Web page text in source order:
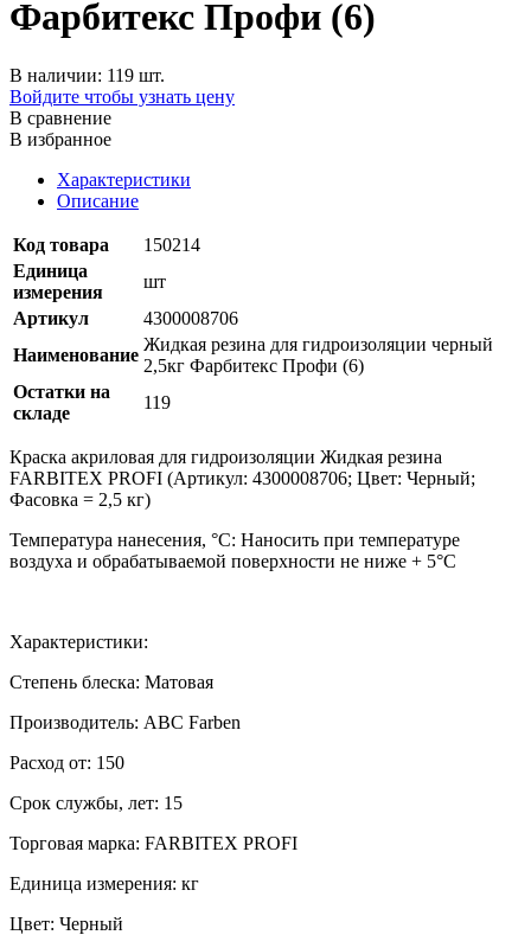
Фарбитекс Профи (6)
В наличии: 119 шт.
Войдите чтобы узнать цену
В сравнение
В избранное
Характеристики
Описание
Код товара
150214
Единица
измерения
шт
Артикул
4300008706
Наименование
Жидкая резина для гидроизоляции черный
2,5кг Фарбитекс Профи (6)
Остатки на
складе
119
Краска акриловая для гидроизоляции Жидкая резина
FARBITEX PROFI (Артикул: 4300008706; Цвет: Черный;
Фасовка = 2,5 кг)
Температура нанесения, °C: Наносить при температуре
воздуха и обрабатываемой поверхности не ниже + 5°С
Характеристики:
Степень блеска: Матовая
Производитель: ABC Farben
Расход от: 150
Срок службы, лет: 15
Торговая марка: FARBITEX PROFI
Единица измерения: кг
Цвет: Черный